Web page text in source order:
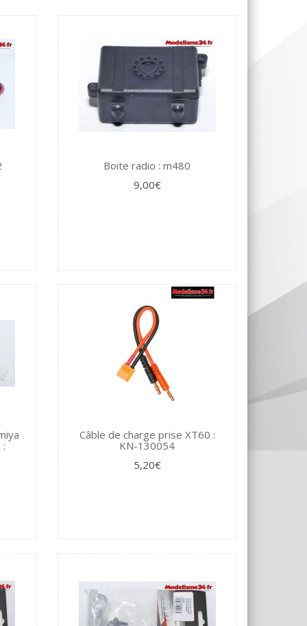
Boite radio : m480
9,00€
Câble de charge prise XT60 :
KN-130054
5,20€